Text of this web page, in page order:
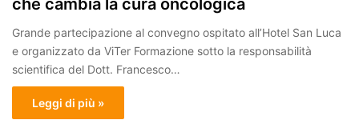
Grande partecipazione al convegno ospitato all’Hotel San Luca
e organizzato da ViTer Formazione sotto la responsabilità
scientifica del Dott. Francesco…
Leggi di più »